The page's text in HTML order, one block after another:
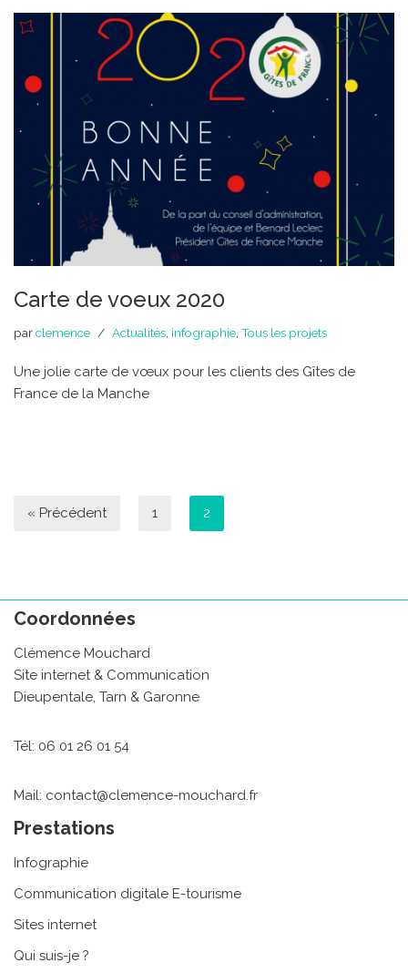
Carte de voeux 2020
parclemence Actualités, infographie, Tous les projets
Une jolie carte de vœux pour les clients des Gîtes de
France de la Manche
« Précédent 1 2
Coordonnées
Clémence Mouchard
Site internet & Communication
Dieupentale, Tarn & Garonne
Tél: 06 01 26 01 54
Mail: contact@clemence-mouchard.fr
Prestations
Infographie
Communication digitale E-tourisme
Sites internet
Qui suis-je ?